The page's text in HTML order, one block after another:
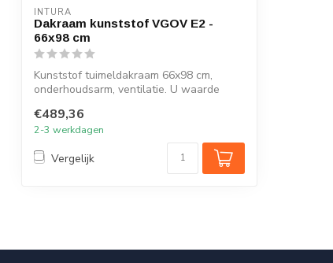
INTURA
Dakraam kunststof VGOV E2 -
66x98 cm
Kunststof tuimeldakraam 66x98 cm,
onderhoudsarm, ventilatie. U waarde
€489,36
2-3 werkdagen
Vergelijk